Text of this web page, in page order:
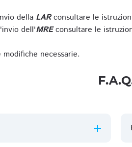
della LARconsultare le
dell'MREconsultare le
necessarie.